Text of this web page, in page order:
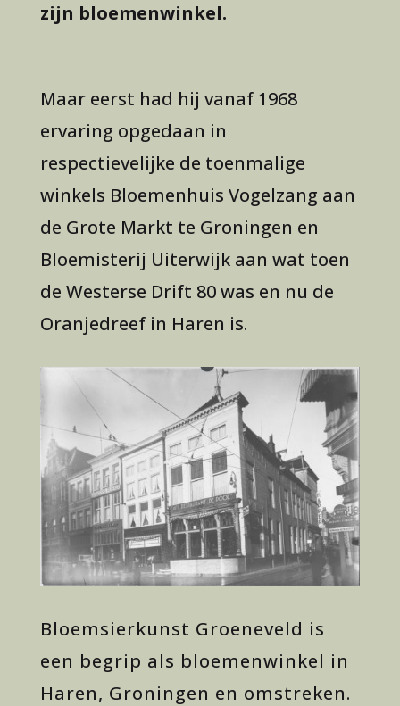
zijn bloemenwinkel.
Maar eerst had hij vanaf 1968
ervaring opgedaan in
respectievelijke de toenmalige
winkels Bloemenhuis Vogelzang aan
de Grote Markt te Groningen en
Bloemisterij Uiterwijk aan wat toen
de Westerse Drift 80 was en nu de
Oranjedreef in Haren is.
Bloemsierkunst Groeneveld is
een begrip als bloemenwinkel in
Haren, Groningen en omstreken.